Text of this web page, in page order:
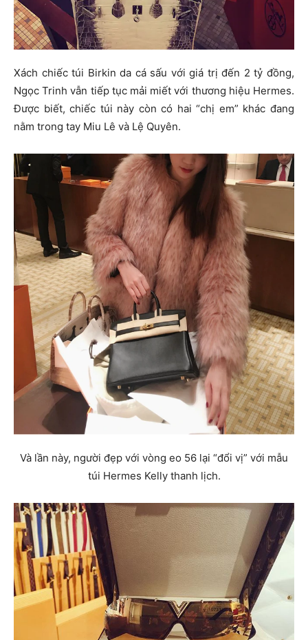
Xách chiếc túi Birkin da cá sấu với giá trị đến 2 tỷ đồng,
Ngọc Trinh vẫn tiếp tục mải miết với thương hiệu Hermes.
Được biết, chiếc túi này còn có hai “chị em” khác đang
nằm trong tay Miu Lê và Lệ Quyên.
Và lần này, người đẹp với vòng eo 56 lại “đổi vị” với mẫu
túi Hermes Kelly thanh lịch.